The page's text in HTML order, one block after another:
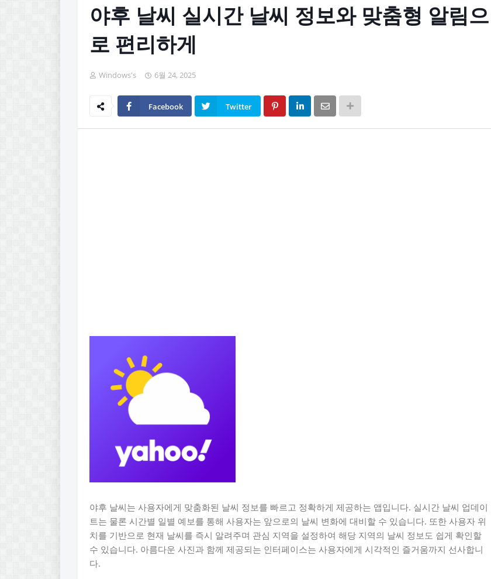
야후 날씨 실시간 날씨 정보와 맞춤형 알림으
로 편리하게
Windows's 6월 24, 2025
Facebook Twitter
야후 날씨는 사용자에게 맞춤화된 날씨 정보를 빠르고 정확하게 제공하는 앱입니다. 실시간 날씨 업데이
트는 물론 시간별 일별 예보를 통해 사용자는 앞으로의 날씨 변화에 대비할 수 있습니다. 또한 사용자 위
치를 기반으로 현재 날씨를 즉시 알려주며 관심 지역을 설정하여 해당 지역의 날씨 정보도 쉽게 확인할
수 있습니다. 아름다운 사진과 함께 제공되는 인터페이스는 사용자에게 시각적인 즐거움까지 선사합니
다.